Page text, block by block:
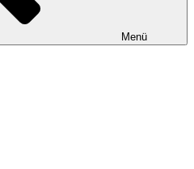
Menü